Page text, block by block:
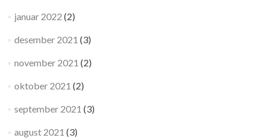
januar 2022 (2)
desember 2021 (3)
november 2021 (2)
oktober 2021 (2)
september 2021 (3)
august 2021 (3)